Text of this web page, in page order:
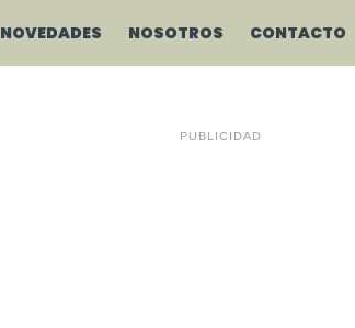
NOVEDADES NOSOTROS CONTACTO
PUBLICIDAD